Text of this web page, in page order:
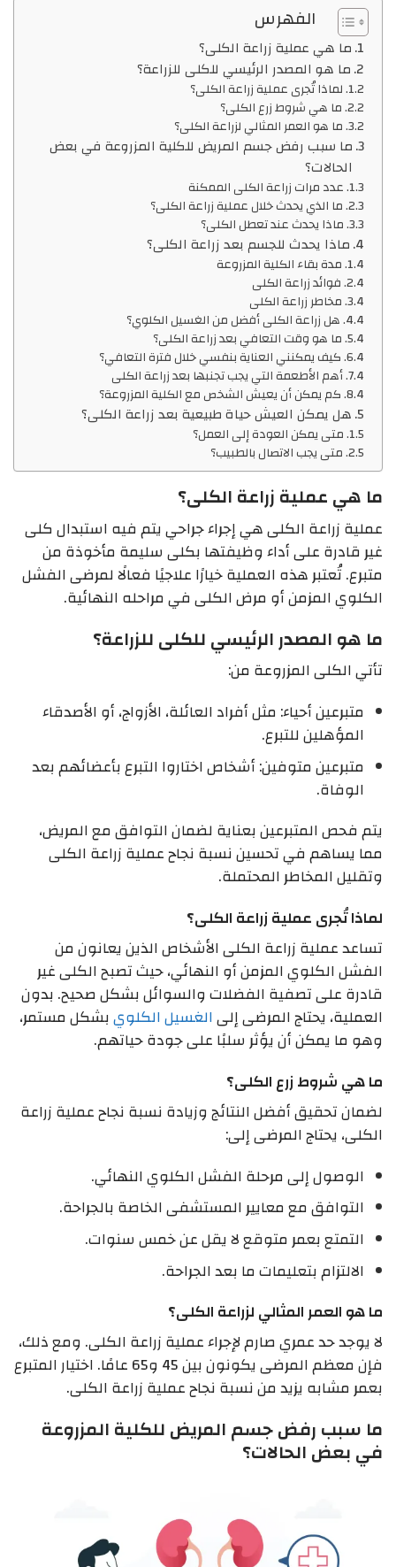
الفهرس
ما هي عملية زراعة الكلى؟
ما هو المصدر الرئيسي للكلى للزراعة؟
لماذا تُجرى عملية زراعة الكلى؟
ما هي شروط زرع الكلى؟
ما هو العمر المثالي لزراعة الكلى؟
ما سبب رفض جسم المريض للكلية المزروعة في بعض
الحالات؟
عدد مرات زراعة الكلى الممكنة
ما الذي يحدث خلال عملية زراعة الكلى؟
ماذا يحدث عند تعطل الكلى؟
ماذا يحدث للجسم بعد زراعة الكلى؟
مدة بقاء الكلية المزروعة
فوائد زراعة الكلى
مخاطر زراعة الكلى
هل زراعة الكلى أفضل من الغسيل الكلوي؟
ما هو وقت التعافي بعد زراعة الكلى؟
كيف يمكنني العناية بنفسي خلال فترة التعافي؟
أهم الأطعمة التي يجب تجنبها بعد زراعة الكلى
كم يمكن أن يعيش الشخص مع الكلية المزروعة؟
هل يمكن العيش حياة طبيعية بعد زراعة الكلى؟
متى يمكن العودة إلى العمل؟
متى يجب الاتصال بالطبيب؟
ما هي عملية زراعة الكلى؟
عملية زراعة الكلى هي إجراء جراحي يتم فيه استبدال كلى
غير قادرة على أداء وظيفتها بكلى سليمة مأخوذة من
متبرع. تُعتبر هذه العملية خيارًا علاجيًا فعالًا لمرضى الفشل
الكلوي المزمن أو مرض الكلى في مراحله النهائية.
ما هو المصدر الرئيسي للكلى للزراعة؟
تأتي الكلى المزروعة من:
متبرعين أحياء: مثل أفراد العائلة، الأزواج، أو الأصدقاء
المؤهلين للتبرع.
متبرعين متوفين: أشخاص اختاروا التبرع بأعضائهم بعد
الوفاة.
يتم فحص المتبرعين بعناية لضمان التوافق مع المريض،
مما يساهم في تحسين نسبة نجاح عملية زراعة الكلى
وتقليل المخاطر المحتملة.
لماذا تُجرى عملية زراعة الكلى؟
تساعد عملية زراعة الكلى الأشخاص الذين يعانون من
الفشل الكلوي المزمن أو النهائي، حيث تصبح الكلى غير
قادرة على تصفية الفضلات والسوائل بشكل صحيح. بدون
العملية، يحتاج المرضى إلىالغسيل الكلويبشكل مستمر،
وهو ما يمكن أن يؤثر سلبًا على جودة حياتهم.
ما هي شروط زرع الكلى؟
لضمان تحقيق أفضل النتائج وزيادة نسبة نجاح عملية زراعة
الكلى، يحتاج المرضى إلى:
الوصول إلى مرحلة الفشل الكلوي النهائي.
التوافق مع معايير المستشفى الخاصة بالجراحة.
التمتع بعمر متوقع لا يقل عن خمس سنوات.
الالتزام بتعليمات ما بعد الجراحة.
ما هو العمر المثالي لزراعة الكلى؟
لا يوجد حد عمري صارم لإجراء عملية زراعة الكلى. ومع ذلك،
فإن معظم المرضى يكونون بين 45 و65 عامًا. اختيار المتبرع
بعمر مشابه يزيد من نسبة نجاح عملية زراعة الكلى.
ما سبب رفض جسم المريض للكلية المزروعة
في بعض الحالات؟